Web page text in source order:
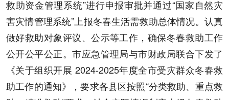
救助资金管理系统”进行申报审批并通过“国家自然灾
害灾情管理系统”上报冬春生活需救助总体情况。认真
做好救助对象评议、公示等工作，确保冬春救助工作
公开公平公正。市应急管理局与市财政局联合下发了
《关于组织开展 2024-2025年度全市受灾群众冬春救
助工作的通知》，要求各县区按照“分类救助、重点救